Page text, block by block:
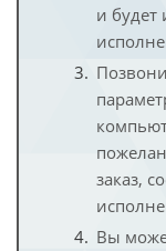
и будет
заказ,
Вы